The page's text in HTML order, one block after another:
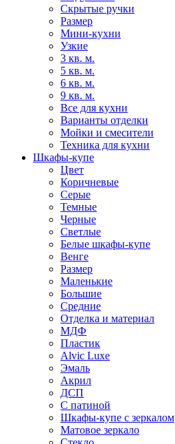
Скрытые ручки
Размер
Мини-кухни
Узкие
3 кв. м.
5 кв. м.
6 кв. м.
9 кв. м.
Все для кухни
Варианты отделки
Мойки и смесители
Техника для кухни
Шкафы-купе
Цвет
Коричневые
Серые
Темные
Черные
Светлые
Белые шкафы-купе
Венге
Размер
Маленькие
Большие
Средние
Отделка и материал
МДФ
Пластик
Alvic Luxe
Эмаль
Акрил
ДСП
С патиной
Шкафы-купе с зеркалом
Матовое зеркало